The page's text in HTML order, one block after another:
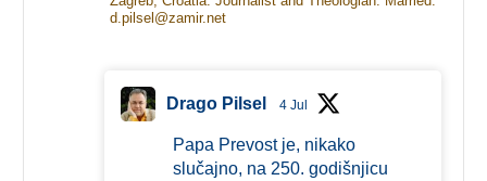
d.pilsel@zamir.net
Drago Pilsel 4 Jul
Papa Prevost je, nikako
slučajno, na 250. godišnjicu